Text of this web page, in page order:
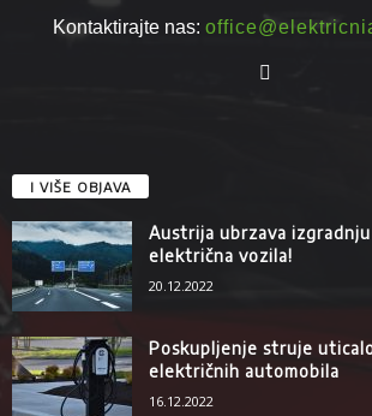
Kontaktirajte nas:
I VIŠE OBJAVA
Austrija ubrzava
električna vozila!
20.12.2022
Poskupljenje struje
električnih automobila
16.12.2022